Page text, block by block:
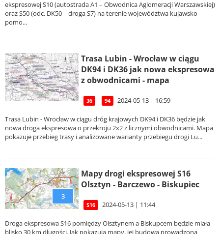
ekspresowej S10 (autostrada A1 – Obwodnica Aglomeracji Warszawskiej)
oraz S50 (odc. DK50 – droga S7) na terenie województwa kujawsko-
pomo...
Trasa Lubin - Wrocław w ciągu
DK94 i DK36 jak nowa ekspresowa
z obwodnicami - mapa
36 94 2024-05-13 | 16:59
Trasa Lubin - Wrocław w ciągu dróg krajowych DK94 i DK36 będzie jak
nowa droga ekspresowa o przekroju 2x2 z licznymi obwodnicami. Mapa
pokazuje przebieg trasy i analizowane warianty przebiegu drogi Lu...
3
Mapy drogi ekspresowej S16
Olsztyn - Barczewo - Biskupiec
S16 2024-05-13 | 11:44
Droga ekspresowa S16 pomiędzy Olsztynem a Biskupcem będzie miała
blisko 30 km długości. Jak pokazują mapy, jej budowa prowadzona